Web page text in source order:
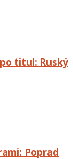
titul: Ruský
Poprad